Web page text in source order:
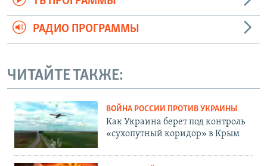
РАДИО ПРОГРАММЫ
ЧИТАЙТЕ ТАКЖЕ:
ВОЙНА РОССИИ ПРОТИВ УКРАИНЫ
Как Украина берет под контроль
«сухопутный коридор» в Крым